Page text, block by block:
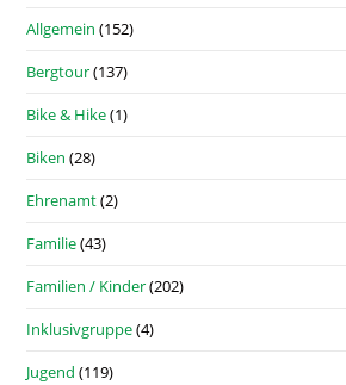
Allgemein (152)
Bergtour(137)
Bike & Hike(1)
Biken (28)
Ehrenamt(2)
Familie(43)
Familien / Kinder(202)
Inklusivgruppe(4)
Jugend (119)